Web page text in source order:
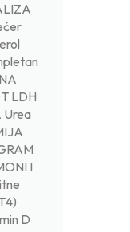
LDH
Urea
I
D